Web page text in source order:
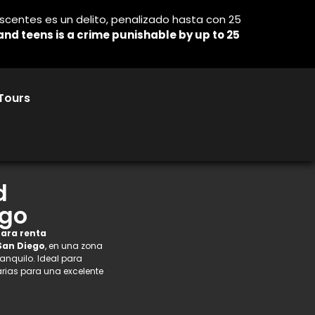
es un delito, penalizado hasta con 25
teens is a crime punishable by up to 25
renta
Diego, en una zona
Ideal para
para una excelente